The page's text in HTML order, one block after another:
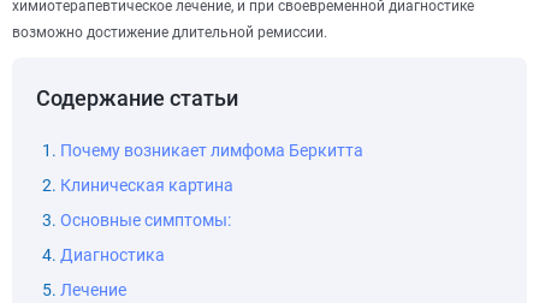
химиотерапевтическое лечение, и при своевременной диагностике
возможно достижение длительной ремиссии.
Содержание статьи
Почему возникает лимфома Беркитта
Клиническая картина
Основные симптомы:
Диагностика
Лечение